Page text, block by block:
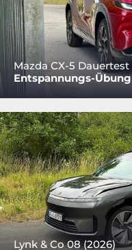
Mazda CX-5 Dauertest
Entspannungs-Übung
Lynk & Co 08 (2026)